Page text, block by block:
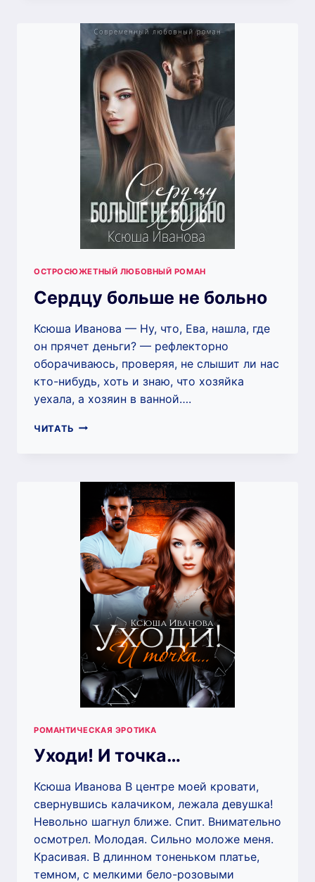
ОСТРОСЮЖЕТНЫЙ ЛЮБОВНЫЙ РОМАН
Сердцу больше не больно
Ксюша Иванова — Ну, что, Ева, нашла, где
он прячет деньги? — рефлекторно
оборачиваюсь, проверяя, не слышит ли нас
кто-нибудь, хоть и знаю, что хозяйка
уехала, а хозяин в ванной….
ЧИТАТЬ СЕРДЦУ
РОМАНТИЧЕСКАЯ ЭРОТИКА
Уходи! И точка…
Ксюша Иванова В центре моей кровати,
свернувшись калачиком, лежала девушка!
Невольно шагнул ближе. Спит. Внимательно
осмотрел. Молодая. Сильно моложе меня.
Красивая. В длинном тоненьком платье,
темном, с мелкими бело-розовыми